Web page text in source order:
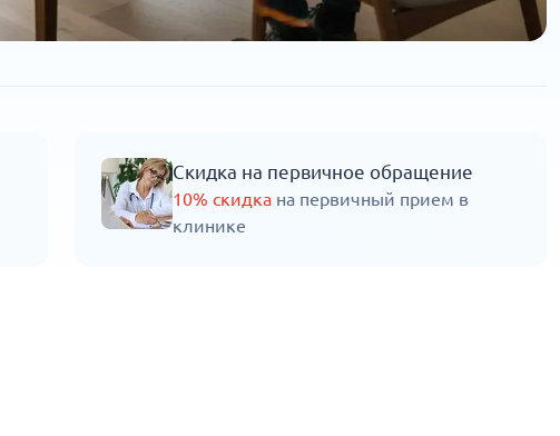
Скидка на первичное обращение
10% скидка на первичный прием в
клинике